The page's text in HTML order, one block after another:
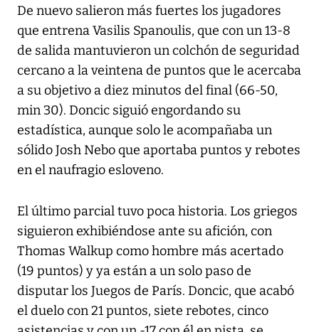
De nuevo salieron más fuertes los jugadores
que entrena Vasilis Spanoulis, que con un 13-8
de salida mantuvieron un colchón de seguridad
cercano a la veintena de puntos que le acercaba
a su objetivo a diez minutos del final (66-50,
min 30). Doncic siguió engordando su
estadística, aunque solo le acompañaba un
sólido Josh Nebo que aportaba puntos y rebotes
en el naufragio esloveno.
El último parcial tuvo poca historia. Los griegos
siguieron exhibiéndose ante su afición, con
Thomas Walkup como hombre más acertado
(19 puntos) y ya están a un solo paso de
disputar los Juegos de París. Doncic, que acabó
el duelo con 21 puntos, siete rebotes, cinco